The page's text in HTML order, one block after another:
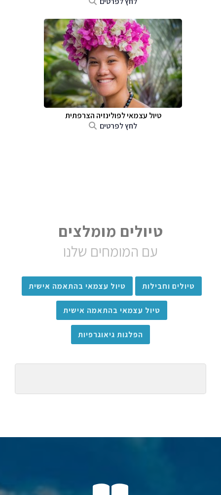
טיול עצמאי לפולינזיה הצרפתית
לחץ לפרטים
טיולים מומלצים
עם המומחים שלנו
טיולים וחבילות טיול עצמאי בהתאמה אישית
טיול עצמאי בהתאמה אישית
הפלגות גיאוגרפיות